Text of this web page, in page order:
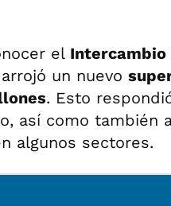
el Intercambio
un nuevo
. Esto
así como también
algunos sectores.